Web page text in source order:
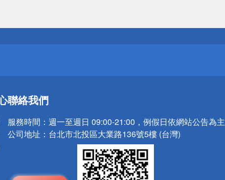
聯絡我們
服務時間： 週一至週日 09:00-21:00，例假日依網站公告為主
公司地址： 台北市北投區大業路136號5樓 (台灣)